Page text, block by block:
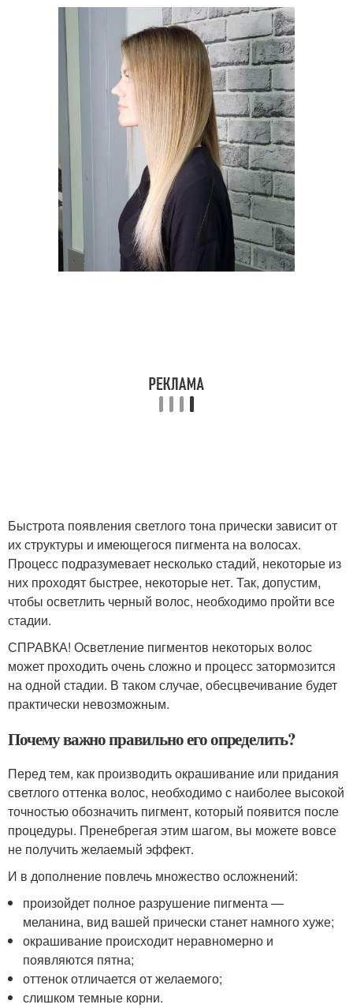
Быстрота появления светлого тона прически зависит от
их структуры и имеющегося пигмента на волосах.
Процесс подразумевает несколько стадий, некоторые из
них проходят быстрее, некоторые нет. Так, допустим,
чтобы осветлить черный волос, необходимо пройти все
стадии.
СПРАВКА! Осветление пигментов некоторых волос
может проходить очень сложно и процесс затормозится
на одной стадии. В таком случае, обесцвечивание будет
практически невозможным.
Почему важно правильно его определить?
Перед тем, как производить окрашивание или придания
светлого оттенка волос, необходимо с наиболее высокой
точностью обозначить пигмент, который появится после
процедуры. Пренебрегая этим шагом, вы можете вовсе
не получить желаемый эффект.
И в дополнение повлечь множество осложнений:
произойдет полное разрушение пигмента —
меланина, вид вашей прически станет намного хуже;
окрашивание происходит неравномерно и
появляются пятна;
оттенок отличается от желаемого;
слишком темные корни.